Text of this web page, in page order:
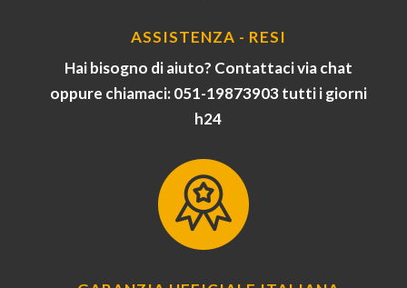
ASSISTENZA - RESI
Hai bisogno di aiuto? Contattaci via chat
oppure chiamaci: 051-19873903 tutti i giorni
h24